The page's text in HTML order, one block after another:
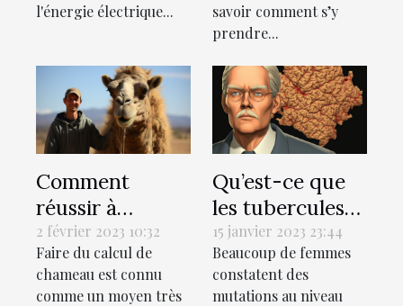
l'énergie électrique...
savoir comment s’y
prendre...
Comment
réussir à
estimer votre
valeur en
chameaux ?
2 février 2023 10:32
Faire du calcul de
chameau est connu
comme un moyen très
Qu’est-ce que
les tubercules
ou les glandes
de
Montgomery ?
15 janvier 2023 23:44
Beaucoup de femmes
constatent des
mutations au niveau